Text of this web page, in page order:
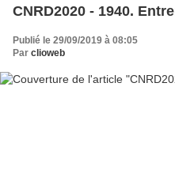
CNRD2020 - 1940.
Publié le 29/09/2019 à 08:05
Par clioweb